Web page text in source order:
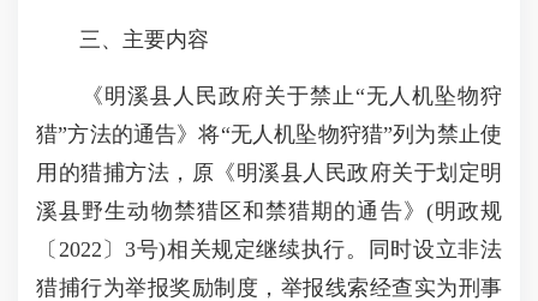
三、主要内容
《明溪县人民政府关于禁止“无人机坠物狩
猎”方法的通告》将“无人机坠物狩猎”列为禁止使
用的猎捕方法，原《明溪县人民政府关于划定明
溪县野生动物禁猎区和禁猎期的通告》(明政规
〔2022〕3号)相关规定继续执行。同时设立非法
猎捕行为举报奖励制度，举报线索经查实为刑事